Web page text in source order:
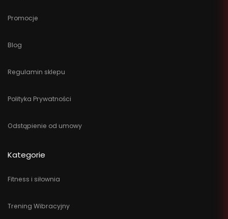
Promocje
Blog
Regulamin sklepu
Polityka Prywatności
Odstąpienie od umowy
Kategorie
Fitness i siłownia
Trening Wibracyjny